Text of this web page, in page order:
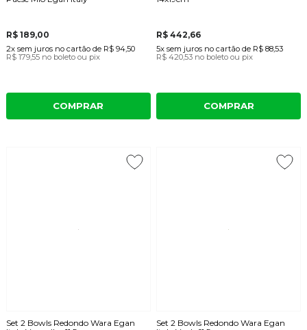
R$ 189,00
2x sem juros no cartãode R$ 94,50
R$ 179,55 no boleto ou pix
COMPRAR
R$ 442,66
5x sem juros no cartão de R$ 88,53
R$ 420,53 no boleto ou pix
COMPRAR
Set 2 Bowls Redondo Wara Egan
Set 2 Bowls Redondo Wara Egan